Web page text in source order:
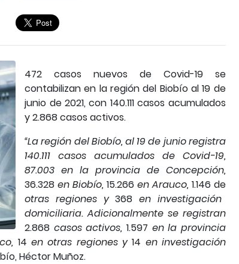
472 casos nuevos de Covid-19 se
contabilizan en la región del Biobío al 19 de
junio de 2021, con 140.111 casos acumulados
y 2.868 casos activos.
“La región del Biobío, al 19 de junio registra
140.111 casos acumulados de Covid-19,
87.003 en la provincia de Concepción,
36.328en Biobío, 15.266 en Arauco, 1.146 de
otras regiones y368 en investigación
domiciliaria. Adicionalmente se registran
2.868 casos activos, 1.597 en la provincia
14en otras regiones y14 en investigación
Héctor Muñoz.